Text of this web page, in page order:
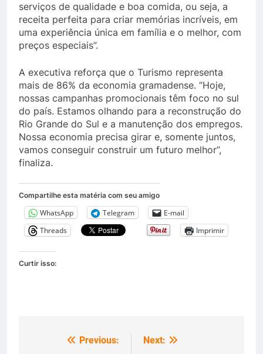
serviços de qualidade e boa comida, ou seja, a
receita perfeita para criar memórias incríveis, em
uma experiência única em família e o melhor, com
preços especiais”.
A executiva reforça que o Turismo representa
mais de 86% da economia gramadense. “Hoje,
nossas campanhas promocionais têm foco no sul
do país. Estamos olhando para a reconstrução do
Rio Grande do Sul e a manutenção dos empregos.
Nossa economia precisa girar e, somente juntos,
vamos conseguir construir um futuro melhor”,
finaliza.
Compartilhe esta matéria com seu amigo
WhatsApp Telegram
E-mail
Threads
Imprimir
Curtir isso:
Navegação
Previous:
Next: